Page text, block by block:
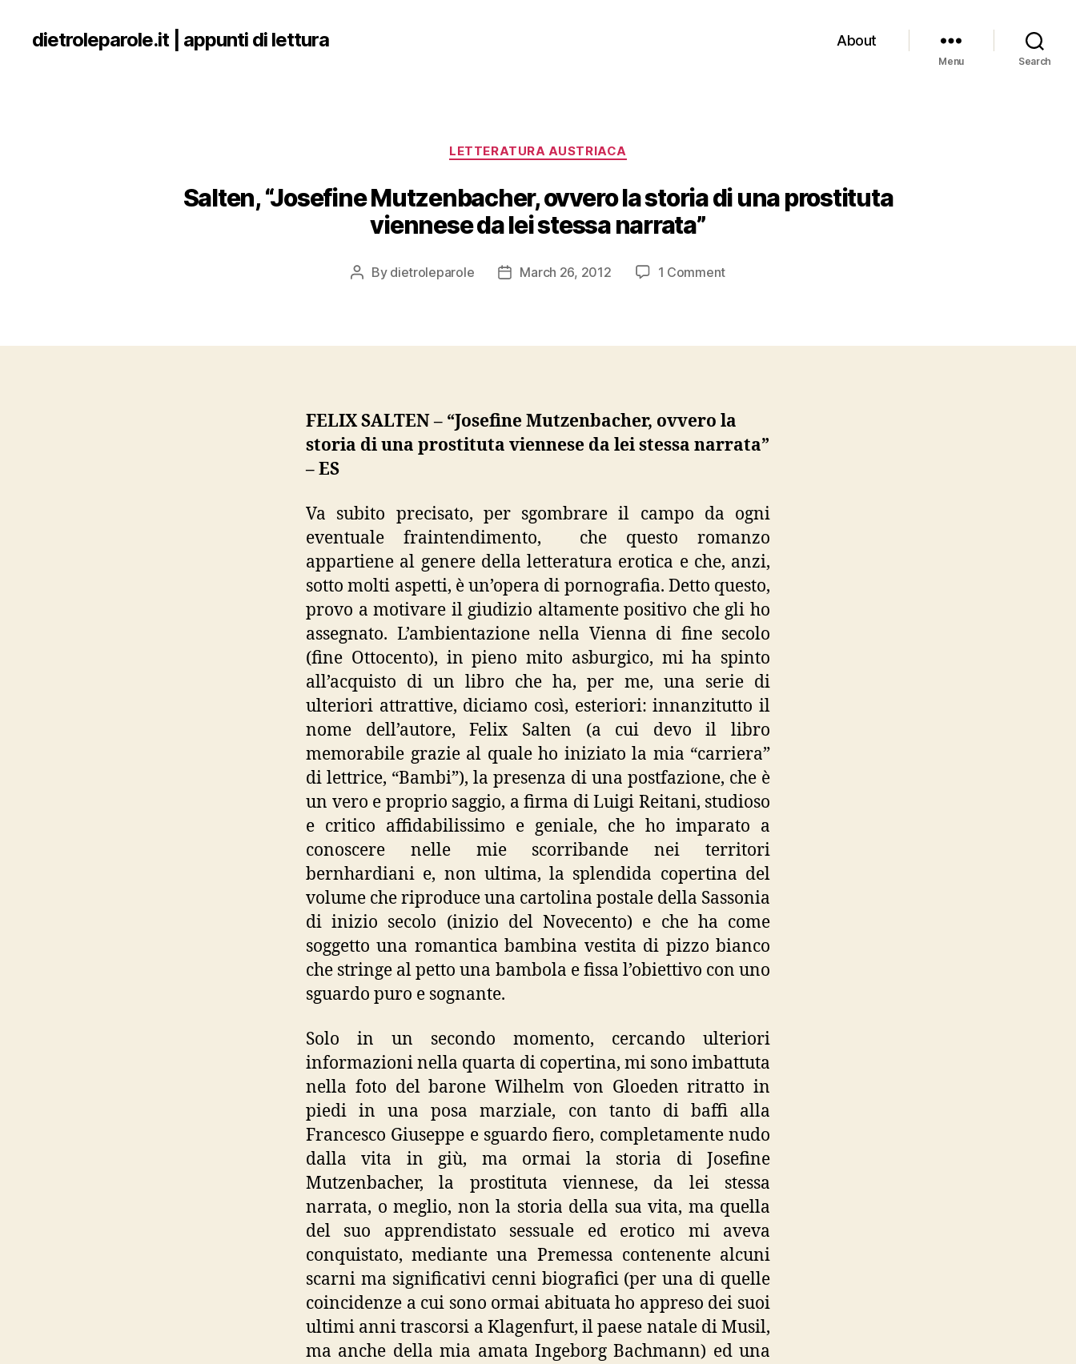
dietroleparole.it | appunti di lettura About
Menu Search
Categories
LETTERATURA AUSTRIACA
Salten, “Josefine Mutzenbacher, ovvero la storia di una prostituta
viennese da lei stessa narrata”
Post
By dietroleparole
PostMarch 26, 2012 1 Commenton
ovvero
una
prostituta
stessa
narrata”
FELIX SALTEN – “Josefine Mutzenbacher, ovvero la
storia di una prostituta viennese da lei stessa narrata”
– ES
Va subito precisato, per sgombrare il campo da ogni
eventuale fraintendimento, che questo romanzo
appartiene al genere della letteratura erotica e che, anzi,
sotto molti aspetti, è un’opera di pornografia. Detto questo,
provo a motivare il giudizio altamente positivo che gli ho
assegnato. L’ambientazione nella Vienna di fine secolo
(fine Ottocento), in pieno mito asburgico, mi ha spinto
all’acquisto di un libro che ha, per me, una serie di
ulteriori attrattive, diciamo così, esteriori: innanzitutto il
nome dell’autore, Felix Salten (a cui devo il libro
memorabile grazie al quale ho iniziato la mia “carriera”
di lettrice, “Bambi”), la presenza di una postfazione, che è
un vero e proprio saggio, a firma di Luigi Reitani, studioso
e critico affidabilissimo e geniale, che ho imparato a
conoscere nelle mie scorribande nei territori
bernhardiani e, non ultima, la splendida copertina del
volume che riproduce una cartolina postale della Sassonia
di inizio secolo (inizio del Novecento) e che ha come
soggetto una romantica bambina vestita di pizzo bianco
che stringe al petto una bambola e fissa l’obiettivo con uno
sguardo puro e sognante.
Solo in un secondo momento, cercando ulteriori
informazioni nella quarta di copertina, mi sono imbattuta
nella foto del barone Wilhelm von Gloeden ritratto in
piedi in una posa marziale, con tanto di baffi alla
Francesco Giuseppe e sguardo fiero, completamente nudo
dalla vita in giù, ma ormai la storia di Josefine
Mutzenbacher, la prostituta viennese, da lei stessa
narrata, o meglio, non la storia della sua vita, ma quella
del suo apprendistato sessuale ed erotico mi aveva
conquistato, mediante una Premessa contenente alcuni
scarni ma significativi cenni biografici (per una di quelle
coincidenze a cui sono ormai abituata ho appreso dei suoi
ultimi anni trascorsi a Klagenfurt, il paese natale di Musil,
ma anche della mia amata Ingeborg Bachmann) ed una